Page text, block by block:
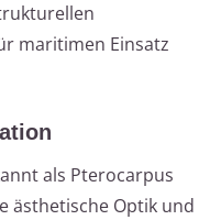
maritimen Einsatz
als Pterocarpus
ästhetische Optik und